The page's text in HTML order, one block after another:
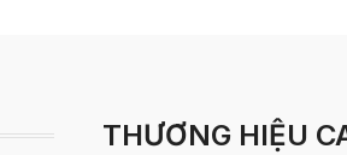
THƯƠNG HIỆU